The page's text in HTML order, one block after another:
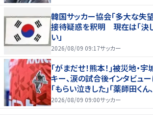
韓国サッカー協会「多大な失
接待疑惑を釈明 現在は「決
い」
2026/08/09 09:17サッカー
｢がまだせ！熊本！｣被災地・
キー、涙の試合後インタビュ
｢もらい泣きした｣｢薬師田くん
2026/08/09 09:00サッカー